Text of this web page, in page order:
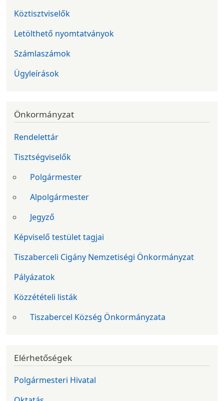
Köztisztviselők
Letölthető nyomtatványok
Számlaszámok
Ügyleírások
Önkormányzat
Rendelettár
Tisztségviselők
Polgármester
Alpolgármester
Jegyző
Képviselő testület tagjai
Tiszaberceli Cigány Nemzetiségi Önkormányzat
Pályázatok
Közzétételi listák
Tiszabercel Község Önkormányzata
Elérhetőségek
Polgármesteri Hivatal